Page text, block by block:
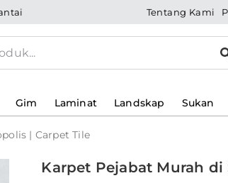
Tentang Kami
Gim Laminat Landskap Sukan
| Carpet Tile
Karpet Pejabat Murah
Karpet